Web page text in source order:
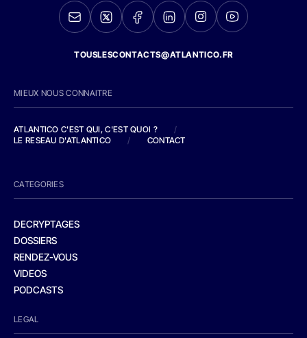
TOUSLESCONTACTS@ATLANTICO.FR
MIEUX NOUS CONNAITRE
ATLANTICO C'EST QUI, C'EST QUOI ?
/
LE RESEAU D'ATLANTICO
/ CONTACT
CATEGORIES
DECRYPTAGES
DOSSIERS
RENDEZ-VOUS
VIDEOS
PODCASTS
LEGAL